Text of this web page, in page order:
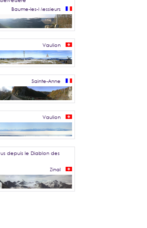
Baume-les-Messieurs
Vaulion
Sainte-Anne
Vaulion
depuis le Diablon des
Zinal